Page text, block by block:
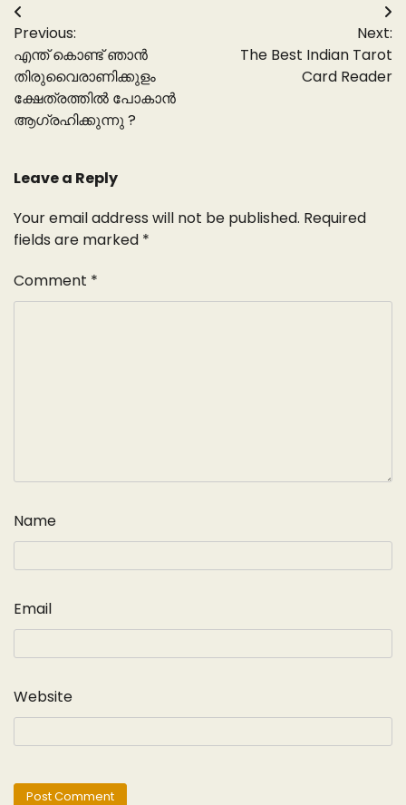
Post
navigation
Previous:
എന്ത് കൊണ്ട് ഞാൻ
തിരുവൈരാണിക്കുളം
ക്ഷേത്രത്തിൽ പോകാൻ
ആഗ്രഹിക്കുന്നു ?
Next:
The Best Indian Tarot
Card Reader
Leave a Reply
Your email address will not be published. Required
fields are marked *
Comment *
Name
Email
Website